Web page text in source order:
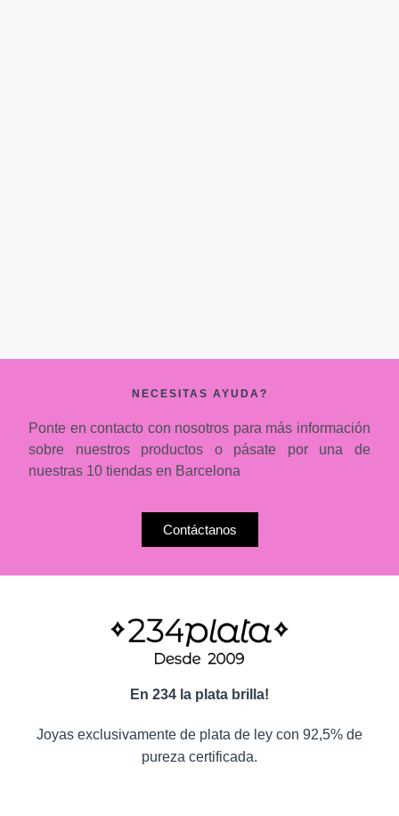
NECESITAS AYUDA?
Ponte en contacto con nosotros para más información
sobre nuestros productos o pásate por una de
nuestras 10 tiendas en Barcelona
Contáctanos
En 234 la plata brilla!
Joyas exclusivamente de plata de ley con 92,5% de
pureza certificada.